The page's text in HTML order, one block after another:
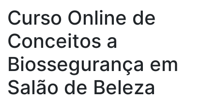
Curso Online de
Conceitos a
Biossegurança em
Salão de Beleza